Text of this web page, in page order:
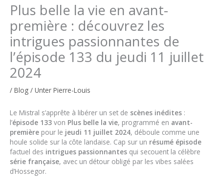
Plus belle la vie en avant-
première : découvrez les
intrigues passionnantes de
l’épisode 133 du jeudi 11 juillet
2024
/ Blog / Unter Pierre-Louis
Le Mistral s’apprête à libérer un set de scènes inédites :
l’épisode 133 von Plus belle la vie, programmé en avant-
première pour le jeudi 11 juillet 2024, déboule comme une
houle solide sur la côte landaise. Cap sur un résumé épisode
factuel des intrigues passionnantes qui secouent la célèbre
série française, avec un détour obligé par les vibes salées
d’Hossegor.